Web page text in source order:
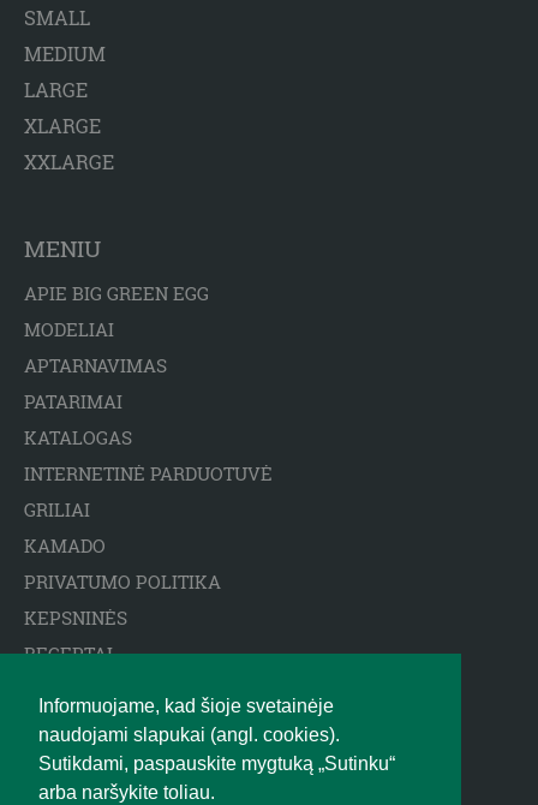
Informuojame, kad šioje svetainėje
naudojami slapukai (angl. cookies).
Sutikdami, paspauskite mygtuką „Sutinku“
arba naršykite toliau.
SMALL
MEDIUM
LARGE
XLARGE
XXLARGE
MENIU
APIE BIG GREEN EGG
MODELIAI
APTARNAVIMAS
PATARIMAI
KATALOGAS
INTERNETINĖ PARDUOTUVĖ
GRILIAI
KAMADO
PRIVATUMO POLITIKA
KEPSNINĖS
RECEPTAI
ATSAKOMYBĖS APRIBOJIMAS
BIGGREENEGG.EU